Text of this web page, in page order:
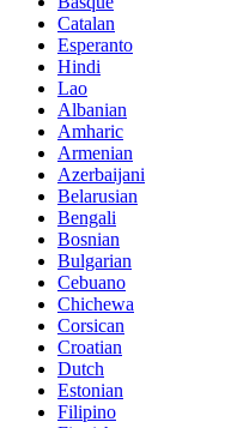
Catalan
Esperanto
Hindi
Lao
Albanian
Amharic
Armenian
Azerbaijani
Belarusian
Bengali
Bosnian
Bulgarian
Cebuano
Chichewa
Corsican
Croatian
Dutch
Estonian
Filipino